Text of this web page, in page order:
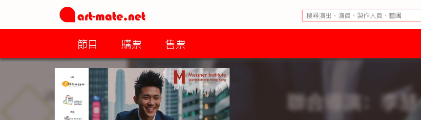
節目 購票 售票